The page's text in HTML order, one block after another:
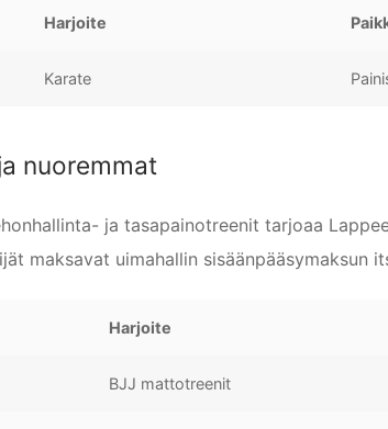
Harjoite
Karate
nuoremmat
ja tasapainotreenit tarjoaa
maksavat uimahallin sisäänpääsymaksun
Harjoite
BJJ mattotreenit